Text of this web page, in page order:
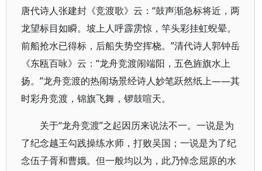
唐代诗人张建封《竞渡歌》云：“鼓声渐急标将近，两
龙望标目如瞬。坡上人呼霹雳惊，竿头彩挂虹蜺晕。
前船抢水已得标，后船失势空挥桡。”清代诗人郭钟岳
《东瓯百咏》云：“龙舟竞渡闹端阳，五色旌旗水上
扬。”龙舟竞渡的热闹场景经诗人妙笔跃然纸上——其
时彩舟竞渡，锦旗飞舞，锣鼓喧天。
关于“龙舟竞渡”之起因历来说法不一。一说是为
了纪念越王勾践操练水师，打败吴国；一说是为了纪
念伍子胥和曹娥。但一般均以为，此乃悼念屈原的水